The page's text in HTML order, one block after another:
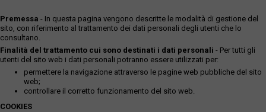
Premessa - In questa pagina vengono descritte le modalità di gestione del
sito, con riferimento al trattamento dei dati personali degli utenti che lo
consultano.
Finalità del trattamento cui sono destinati i dati personali - Per tutti gli
utenti del sito web i dati personali potranno essere utilizzati per:
permettere la navigazione attraverso le pagine web pubbliche del sito
web;
controllare il corretto funzionamento del sito web.
COOKIES